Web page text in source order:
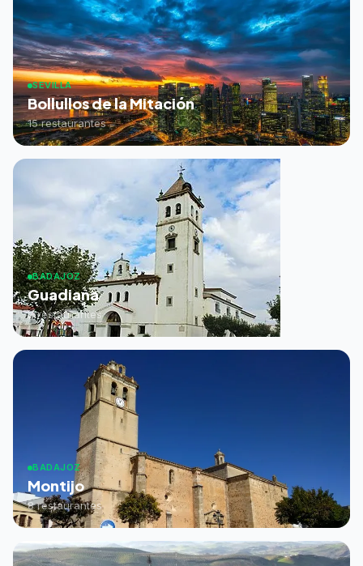
SEVILLA
Bollullos de la Mitación
15 restaurantes
BADAJOZ
Guadiana
2 restaurantes
BADAJOZ
Montijo
8 restaurantes